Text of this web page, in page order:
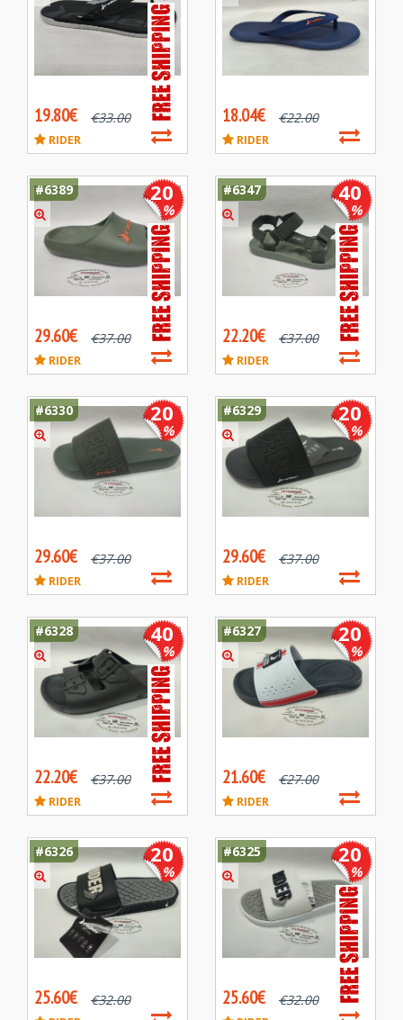
19.80€ €33.00
RIDER
18.04€ €22.00
RIDER
29.60€ €37.00
RIDER
#6389 20
%
22.20€ €37.00
RIDER
#6347 40
%
29.60€ €37.00
RIDER
#6330 20
%
29.60€ €37.00
RIDER
#6329 20
%
22.20€ €37.00
RIDER
#6328 40
%
21.60€ €27.00
RIDER
#6327 20
%
25.60€ €32.00
#6326 20
%
25.60€ €32.00
#6325 20
%